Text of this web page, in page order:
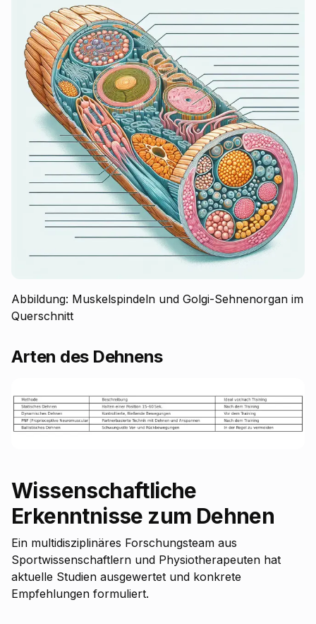
Abbildung: Muskelspindeln und Golgi-Sehnenorgan im
Querschnitt
Arten des Dehnens
Wissenschaftliche
Erkenntnisse zum Dehnen
Ein multidisziplinäres Forschungsteam aus
Sportwissenschaftlern und Physiotherapeuten hat
aktuelle Studien ausgewertet und konkrete
Empfehlungen formuliert.